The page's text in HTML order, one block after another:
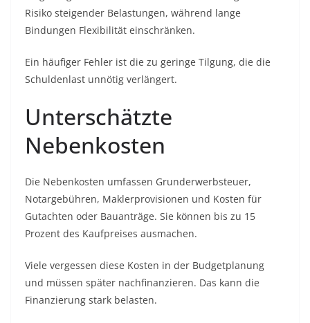
Risiko steigender Belastungen, während lange
Bindungen Flexibilität einschränken.
Ein häufiger Fehler ist die zu geringe Tilgung, die die
Schuldenlast unnötig verlängert.
Unterschätzte
Nebenkosten
Die Nebenkosten umfassen Grunderwerbsteuer,
Notargebühren, Maklerprovisionen und Kosten für
Gutachten oder Bauanträge. Sie können bis zu 15
Prozent des Kaufpreises ausmachen.
Viele vergessen diese Kosten in der Budgetplanung
und müssen später nachfinanzieren. Das kann die
Finanzierung stark belasten.